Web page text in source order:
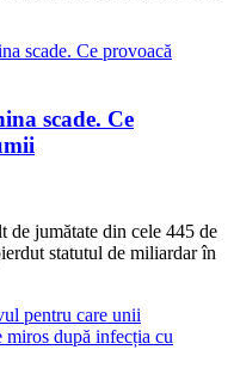
scade. Ce
de jumătate din cele 445 de
statutul de miliardar în